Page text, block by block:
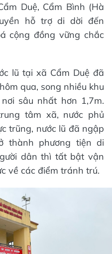
Duệ, Cẩm Bình (Hà
hỗ trợ di dời đến
cộng đồng vững chắc
lũ tại xã Cẩm Duệ đã
qua, song nhiều khu
sâu nhất hơn 1,7m.
tâm xã, nước phủ
trũng, nước lũ đã ngập
thành phương tiện di
dân thì tất bật vận
về các điểm tránh trú.